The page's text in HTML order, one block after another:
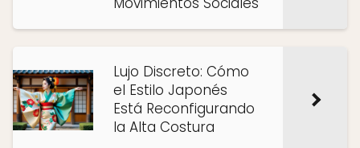
Lujo Discreto: Cómo
el Estilo Japonés
Está Reconfigurando
la Alta Costura